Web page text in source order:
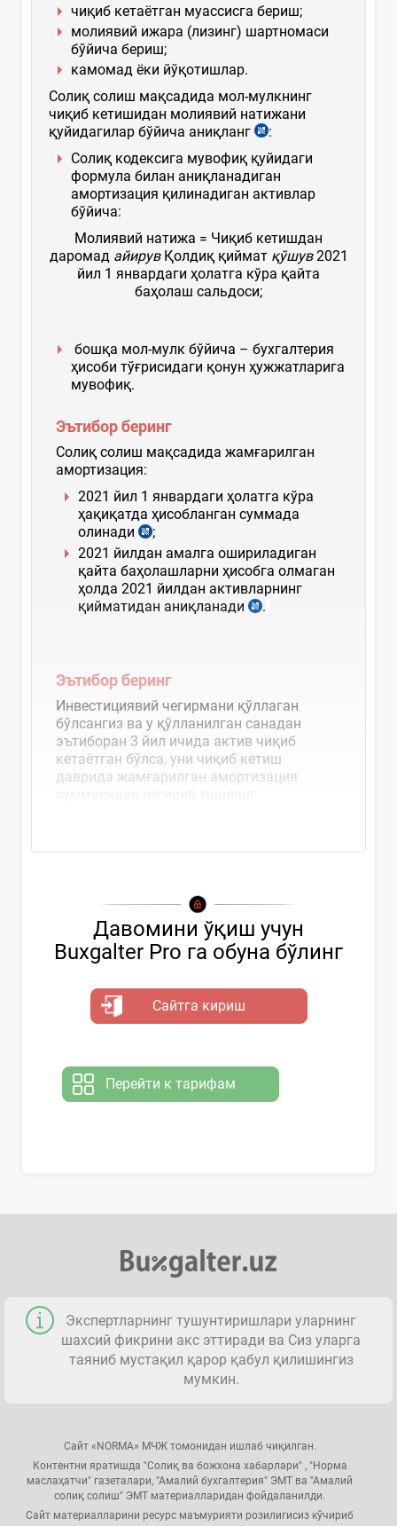
чиқиб кетаётган муассисга бериш;
молиявий ижара (лизинг) шартномаси
бўйича бериш;
камомад ёки йўқотишлар.
Солиқ солиш мақсадида мол-мулкнинг
чиқиб кетишидан молиявий натижани
қуйидагилар бўйича аниқланг
:
Солиқ кодексига мувофиқ қуйидаги
формула билан аниқланадиган
амортизация қилинадиган активлар
бўйича:
Молиявий натижа = Чиқиб кетишдан
даромад айирув Қолдиқ қиймат қўшув 2021
йил 1 январдаги ҳолатга кўра қайта
баҳолаш сальдоси;
бошқа мол-мулк бўйича – бухгалтерия
ҳисоби тўғрисидаги қонун ҳужжатларига
мувофиқ.
Эътибор беринг
Солиқ солиш мақсадида жамғарилган
амортизация:
2021 йил 1 январдаги ҳолатга кўра
ҳақиқатда ҳисобланган суммада
олинади
;
2021 йилдан амалга ошириладиган
қайта баҳолашларни ҳисобга олмаган
ҳолда 2021 йилдан активларнинг
қийматидан аниқланади
.
Эътибор беринг
Инвестициявий чегирмани қўллаган
бўлсангиз ва у қўлланилган санадан
эътиборан 3 йил ичида актив чиқиб
кетаётган бўлса, уни чиқиб кетиш
даврида жамғарилган амортизация
Давомини ўқиш учун
Buxgalter Pro га обуна бўлинг
Сайтга кириш
Перейти к тарифам
Экспертларнинг тушунтиришлари уларнинг
шахсий фикрини акс эттиради ва Сиз уларга
таяниб мустақил қарор қабул қилишингиз
мумкин.
Сайт «NORMA» МЧЖ томонидан ишлаб чиқилган.
Контентни яратишда "Солиқ ва божхона хабарлари" , "Норма
маслаҳатчи" газеталари, "Амалий бухгалтерия" ЭМТ ва "Амалий
солиқ солиш" ЭМТ материалларидан фойдаланилди.
Сайт материалларини ресурс маъмурияти розилигисиз кўчириб